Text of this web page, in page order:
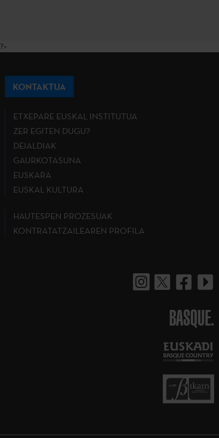
?>
KONTAKTUA
ETXEPARE EUSKAL INSTITUTUA
ZER EGITEN DUGU?
DEIALDIAK
GAURKOTASUNA
EUSKARA
EUSKAL KULTURA
HAUTESPEN PROZESUAK
KONTRATATZAILEAREN PROFILA
BASQUE.